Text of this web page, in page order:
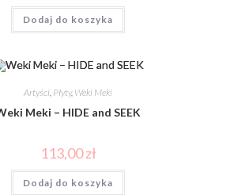
Dodaj do koszyka
Artyści, Płyty, Weki Meki
Meki – HIDE and SEEK
113,00zł
Dodaj do koszyka